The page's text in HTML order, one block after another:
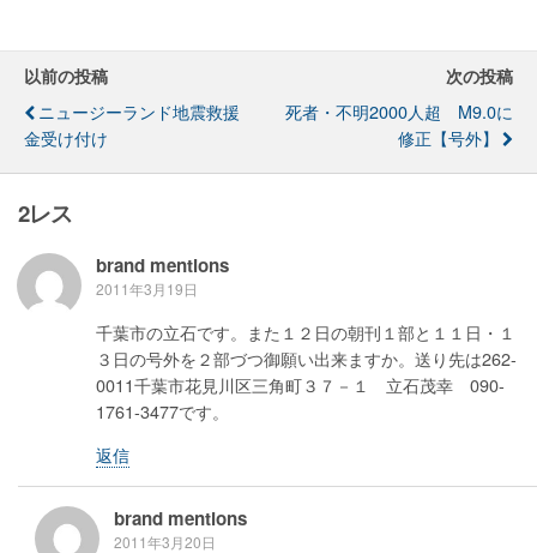
以前の投稿
ニュージーランド地震救援
金受け付け
次の投稿
死者・不明2000人超 M9.0に
修正【号外】
2レス
brand mentions
2011年3月19日
千葉市の立石です。また１２日の朝刊１部と１１日・１
３日の号外を２部づつ御願い出来ますか。送り先は262-
0011千葉市花見川区三角町３７－１ 立石茂幸 090-
1761-3477です。
返信
brand mentions
2011年3月20日